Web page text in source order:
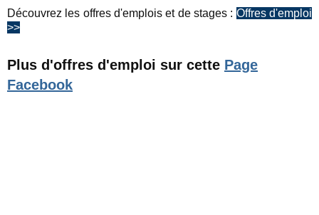
Découvrez les offres d'emplois et de stages : Offres d'emploi
>>
Plus d'offres d'emploi sur cette Page
Facebook